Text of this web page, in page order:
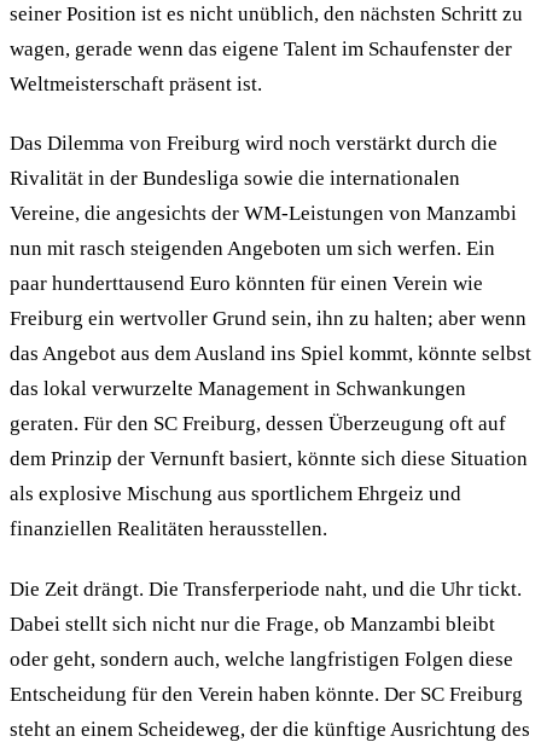
seiner Position ist es nicht unüblich, den nächsten Schritt zu
wagen, gerade wenn das eigene Talent im Schaufenster der
Weltmeisterschaft präsent ist.
Das Dilemma von Freiburg wird noch verstärkt durch die
Rivalität in der Bundesliga sowie die internationalen
Vereine, die angesichts der WM-Leistungen von Manzambi
nun mit rasch steigenden Angeboten um sich werfen. Ein
paar hunderttausend Euro könnten für einen Verein wie
Freiburg ein wertvoller Grund sein, ihn zu halten; aber wenn
das Angebot aus dem Ausland ins Spiel kommt, könnte selbst
das lokal verwurzelte Management in Schwankungen
geraten. Für den SC Freiburg, dessen Überzeugung oft auf
dem Prinzip der Vernunft basiert, könnte sich diese Situation
als explosive Mischung aus sportlichem Ehrgeiz und
finanziellen Realitäten herausstellen.
Die Zeit drängt. Die Transferperiode naht, und die Uhr tickt.
Dabei stellt sich nicht nur die Frage, ob Manzambi bleibt
oder geht, sondern auch, welche langfristigen Folgen diese
Entscheidung für den Verein haben könnte. Der SC Freiburg
steht an einem Scheideweg, der die künftige Ausrichtung des